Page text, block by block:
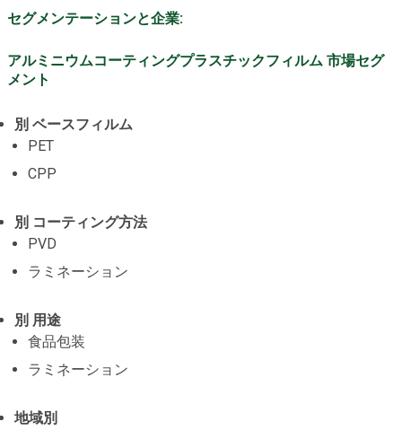
セグメンテーションと企業:
アルミニウムコーティングプラスチックフィルム 市場セグ
メント
別 ベースフィルム
PET
CPP
別 コーティング方法
PVD
ラミネーション
別 用途
食品包装
ラミネーション
地域別